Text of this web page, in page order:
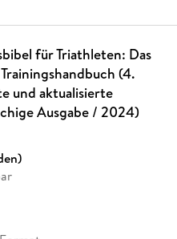
für Triathleten: Das
(4.
und aktualisierte
Ausgabe / 2024)